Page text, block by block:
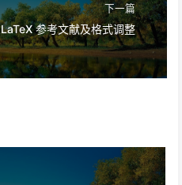
下一篇
LaTeX 参考文献及格式调整